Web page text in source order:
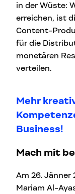
in der Wüste:
erreichen, ist
Content-
für die
monetären
verteilen.
Mehr
Business!
Mach mit
Am 26. Jänner
Mariam Al-